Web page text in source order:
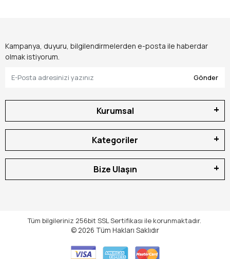
Kampanya, duyuru, bilgilendirmelerden e-posta ile haberdar
olmak istiyorum.
Gönder
Kurumsal
Kategoriler
Bize Ulaşın
Tüm bilgileriniz 256bit SSL Sertifikası ile korunmaktadır.
© 2026 Tüm Hakları Saklıdır